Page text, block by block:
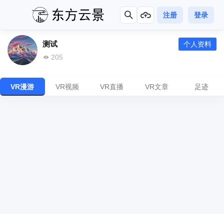
注册 登录
测试
205
个人资料
VR漫游 VR视频 VR直播 VR文章 足迹